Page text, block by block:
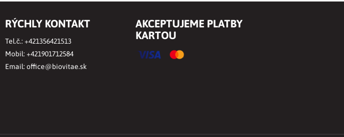
RÝCHLY KONTAKT
Tel.č.: +421356421513
Mobil: +421901712584
Email: office@biovitae.sk
AKCEPTUJEME PLATBY
KARTOU